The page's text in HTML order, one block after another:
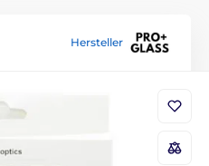
Hersteller